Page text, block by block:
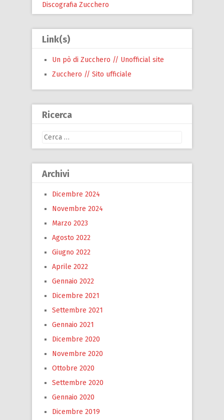
Discografia Zucchero
Link(s)
Un pò di Zucchero // Unofficial site
Zucchero // Sito ufficiale
Ricerca
Ricerca
Archivi
Dicembre 2024
Novembre 2024
Marzo 2023
Agosto 2022
Giugno 2022
Aprile 2022
Gennaio 2022
Dicembre 2021
Settembre 2021
Gennaio 2021
Dicembre 2020
Novembre 2020
Ottobre 2020
Settembre 2020
Gennaio 2020
Dicembre 2019